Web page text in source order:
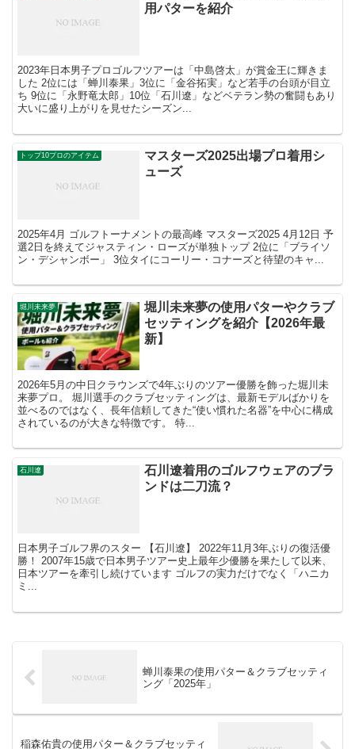
用パターを紹介
2023年日本男子プロゴルフツアーは「中島啓太」が賞金王に輝きま
した 2位には「蝉川泰果」3位に「金谷拓実」など若手の台頭が目立
ち 9位に「永野竜太郎」10位「石川遼」などベテラン勢の奮闘もあり
大いに盛り上がりを見せたシーズン...
トップ10プロのアイテム
マスターズ2025出場プロ着用シ
ューズ
2025年4月 ゴルフトーナメントの最高峰 マスターズ2025 4月12日 予
選2日を終えてジャスティン・ローズが単独トップ 2位に「ブライソ
ン・デシャンボー」 3位タイにコーリー・コナーズと待望のキャ...
堀川未来夢
堀川未来夢の使用パターやクラブ
セッティングを紹介【2026年最
新】
2026年5月の中日クラウンズで4年ぶりのツアー優勝を飾った堀川未
来夢プロ。 堀川選手のクラブセッティングは、最新モデルばかりを
並べるのではなく、長年信頼してきた“使い慣れた名器”を中心に構成
されているのが大きな特徴です。 特...
石川遼
石川遼着用のゴルフウェアのブラ
ンドは二刀流？
日本男子ゴルフ界のスター 【石川遼】 2022年11月3年ぶりの復活優
勝！ 2007年15歳で日本男子ツアー史上最年少優勝を果たして以来、
日本ツアーを牽引し続けています ゴルフの実力だけでなく「ハニカ
ミ...
蝉川泰果の使用パター＆クラブセッティ
ング「2025年」
稲森佑貴の使用パター＆クラブセッティ